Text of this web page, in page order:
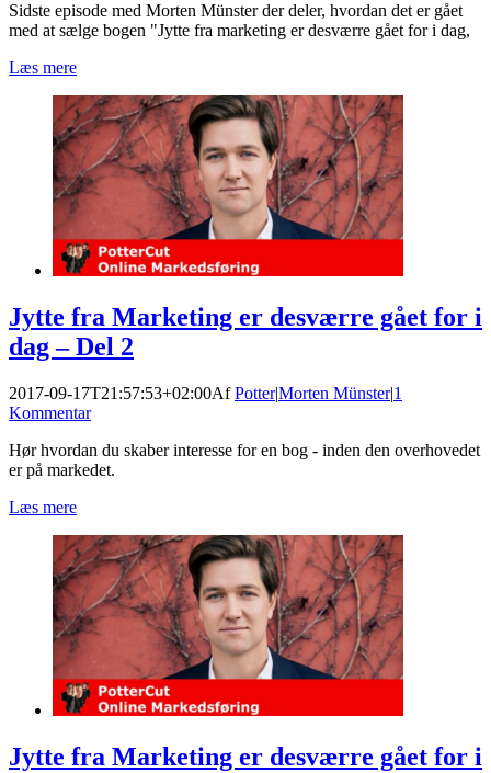
Sidste episode med Morten Münster der deler, hvordan det er gået
med at sælge bogen "Jytte fra marketing er desværre gået for i dag,
Læs mere
Jytte fra Marketing er desværre gået for i
dag – Del 2
2017-09-17T21:57:53+02:00AfPotter|Morten Münster|1
Kommentar
Hør hvordan du skaber interesse for en bog - inden den overhovedet
er på markedet.
Læs mere
Jytte fra Marketing er desværre gået for i